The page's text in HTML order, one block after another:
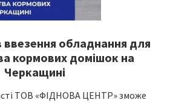
обладнання для
кормових домішок на
Черкащині
ТОВ «ФІДНОВА ЦЕНТР» зможе